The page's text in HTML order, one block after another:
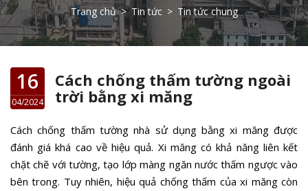
Trang chủ > Tin tức > Tin tức chung
16
04/2024
Cách chống thấm tường ngoài
trời bằng xi măng
Cách chống thấm tường nhà sử dụng bằng xi măng được
đánh giá khá cao về hiệu quả. Xi măng có khả năng liên kết
chặt chẽ với tường, tạo lớp màng ngăn nước thấm ngược vào
bên trong. Tuy nhiên, hiệu quả chống thấm của xi măng còn